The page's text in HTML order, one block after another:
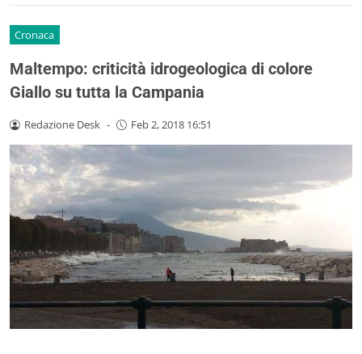
Cronaca
Maltempo: criticità idrogeologica di colore
Giallo su tutta la Campania
Redazione Desk - Feb 2, 2018 16:51